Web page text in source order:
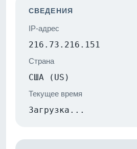
СВЕДЕНИЯ
IP-адрес
216.73.216.151
Страна
США (US)
Текущее время
Загрузка...